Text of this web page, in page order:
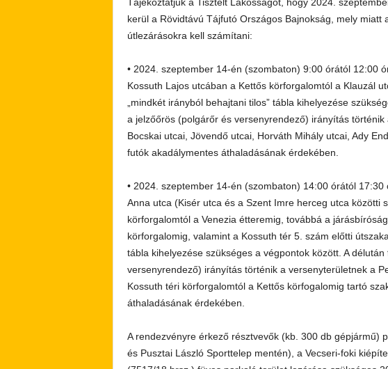
kerül a Rövidtávú Tájfutó Országos Bajnokság, mely miatt
útlezárásokra kell számítani:
• 2024. szeptember 14-én (szombaton) 9:00 órától 12:00
Kossuth Lajos utcában a Kettős körforgalomtól a Klauzál
„mindkét irányból behajtani tilos” tábla kihelyezése
a jelzőőrös (polgárőr és versenyrendező) irányítás történik
Bocskai utcai, Jövendő utcai, Horváth Mihály utcai, Ady
futók akadálymentes áthaladásának érdekében.
• 2024. szeptember 14-én (szombaton) 14:00 órától
Anna utca (Kisér utca és a Szent Imre herceg utca közötti
körforgalomtól a Venezia étteremig, továbbá a
körforgalomig, valamint a Kossuth tér 5. szám előtti
tábla kihelyezése szükséges a végpontok között. A
versenyrendező) irányítás történik a versenyterületnek a
Kossuth téri körforgalomtól a Kettős körfogalomig tartó
áthaladásának érdekében.
A rendezvényre érkező résztvevők (kb. 300 db gépjármű)
és Pusztai László Sporttelep mentén), a Vecseri-foki